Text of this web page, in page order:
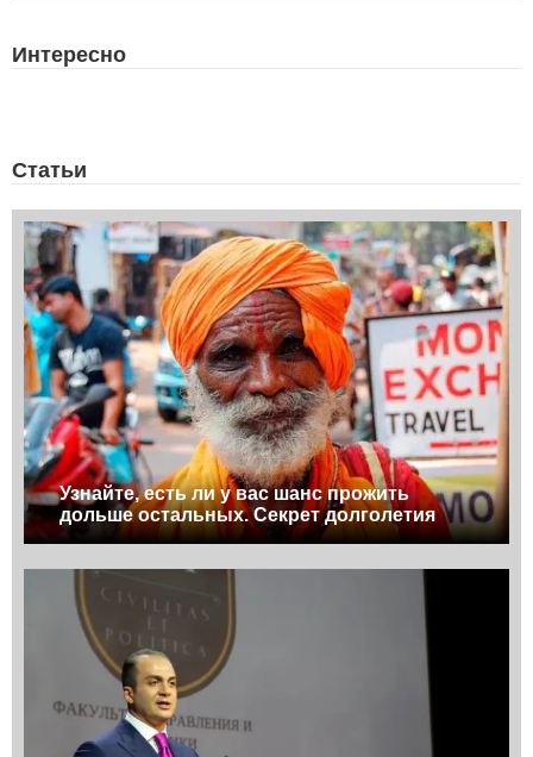
Интересно
Статьи
Узнайте, есть ли у вас шанс прожить
дольше остальных. Секрет долголетия